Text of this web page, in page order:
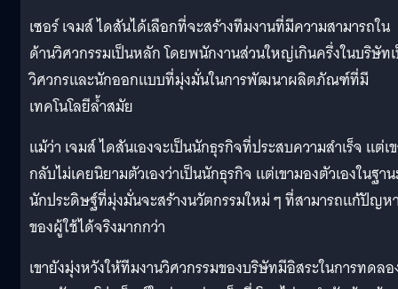
เซอร์ เจมส์ ไดสันได้เลือกที่จะสร้างทีมงานที่มีความสามารถใน
ด้านวิศวกรรมเป็นหลัก โดยพนักงานส่วนใหญ่เกินครึ่งในบริษัท
วิศวกรและนักออกแบบที่มุ่งมั่นในการพัฒนาผลิตภัณฑ์ที่มี
เทคโนโลยีล้ำสมัย
แม้ว่า เจมส์ ไดสันเองจะเป็นนักธุรกิจที่ประสบความสำเร็จ แต่เ
กลับไม่เคยนิยามตัวเองว่าเป็นนักธุรกิจ แต่เขามองตัวเองในฐา
นักประดิษฐ์ที่มุ่งมั่นจะสร้างนวัตกรรมใหม่ ๆ ที่สามารถแก้ปัญห
ของผู้ใช้ได้จริงมากกว่า
เขายังมุ่งหวังให้ทีมงานวิศวกรรมของบริษัทมีอิสระในการทดลอ